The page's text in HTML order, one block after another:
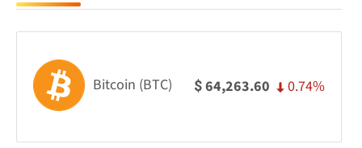
Bitcoin (BTC) $64,263.60 0.74%